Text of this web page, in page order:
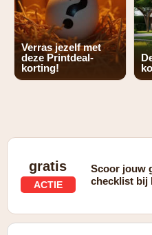
Verras jezelf met
deze Printdeal-
korting!
gratis
ACTIE
Scoor jouw
checklist bij